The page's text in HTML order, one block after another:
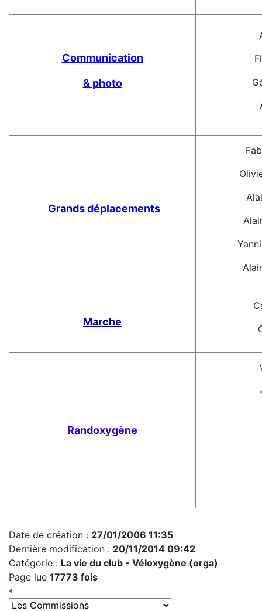
Communication
& photo
Grands déplacements
Marche
Randoxygène
Date de création : 27/01/2006 11:35
Dernière modification : 20/11/2014 09:42
Catégorie : La vie du club - Véloxygène (orga)
Page lue 17773 fois